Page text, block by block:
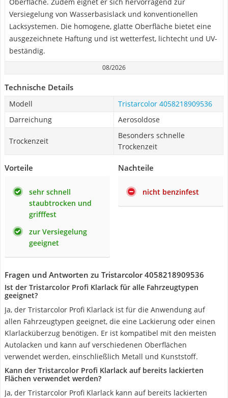
Versiegelung von Wasserbasislack und konventionellen
Lacksystemen. Die homogene, glatte Oberfläche bietet eine
ausgezeichnete Haftung und ist wetterfest, lichtecht und UV-
beständig.
08/2026
Technische Details
Modell
Tristarcolor 4058218909536
Darreichung
Aerosoldose
Trockenzeit
Besonders schnelle
Trockenzeit
Vorteile
sehr schnell
staubtrocken und
grifffest
zur Versiegelung
geeignet
Nachteile
nicht benzinfest
Fragen und Antworten zu Tristarcolor 4058218909536
Ist der Tristarcolor Profi Klarlack für alle Fahrzeugtypen
geeignet?
Ja, der Tristarcolor Profi Klarlack ist für die Anwendung auf
allen Fahrzeugtypen geeignet, die eine Lackierung oder einen
Klarlacküberzug benötigen. Er ist kompatibel mit den meisten
Autolacken und kann auf verschiedenen Oberflächen
verwendet werden, einschließlich Metall und Kunststoff.
Kann der Tristarcolor Profi Klarlack auf bereits lackierten
Flächen verwendet werden?
Ja, der Tristarcolor Profi Klarlack kann auf bereits lackierten